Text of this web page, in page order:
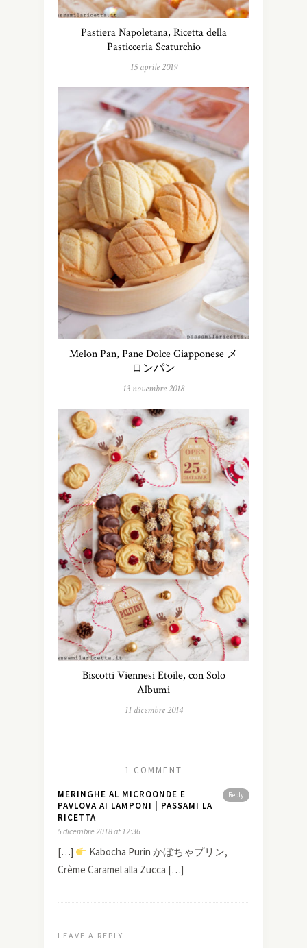
Pastiera Napoletana, Ricetta della
Pasticceria Scaturchio
15 aprile 2019
Melon Pan, Pane Dolce Giapponese メ
ロンパン
13 novembre 2018
Biscotti Viennesi Etoile, con Solo
Albumi
11 dicembre 2014
1 COMMENT
Reply
MERINGHE AL MICROONDE E
PAVLOVA AI LAMPONI | PASSAMI LA
RICETTA
5 dicembre 2018 at 12:36
[…]
Kabocha Purin かぼちゃプリン,
Crème Caramel alla Zucca […]
LEAVE A REPLY